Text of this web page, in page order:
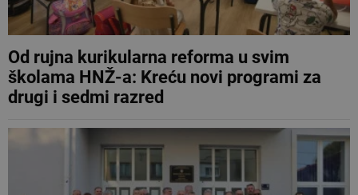
Od rujna kurikularna reforma u svim
školama HNŽ-a: Kreću novi programi za
drugi i sedmi razred